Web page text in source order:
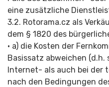
eine zusätzliche
3.2. Rotorama.cz als
dem § 1820 des
• a) die Kosten der
Basissatz abweichen
Internet- als auch bei der
nach den Bedingungen